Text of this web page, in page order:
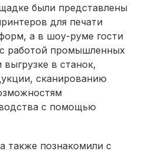
были представлены
для печати
а в шоу-руме гости
работой промышленных
выгрузке в станок,
сканированию
с помощью
также познакомили с